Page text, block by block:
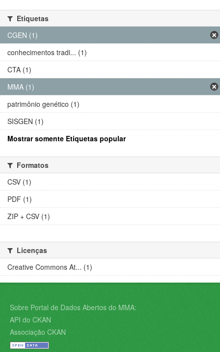
Etiquetas
CGEN (1)
conhecimentos tradi... (1)
CTA (1)
MMA (1)
patrimônio genético (1)
SISGEN (1)
Mostrar somente Etiquetas popular
Formatos
CSV (1)
PDF (1)
ZIP + CSV (1)
Licenças
Creative Commons At... (1)
Sobre Portal de Dados Abertos do MMA:
API do CKAN
Associação CKAN